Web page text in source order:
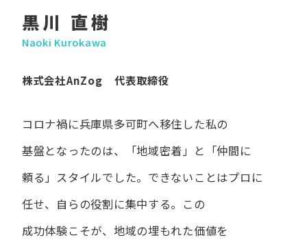
黒川 直樹
Naoki Kurokawa
株式会社AnZog 代表取締役
コロナ禍に​兵庫県多可町へ​移住した​私の​
基盤となったのは、
「地域密着」と​「仲間に​
頼る」スタイルでした。 できない​ことは​プロに​
任せ、​自らの​役割に​集中する。 この​
成功体験こそが、​地域の​埋もれた​価値を​